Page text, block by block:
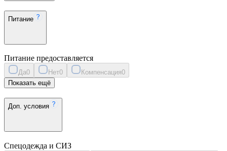
Питание
Питание предоставляется
Да0 Нет0 Компенсация0
Показать ещё
Доп. условия
Спецодежда и СИЗ